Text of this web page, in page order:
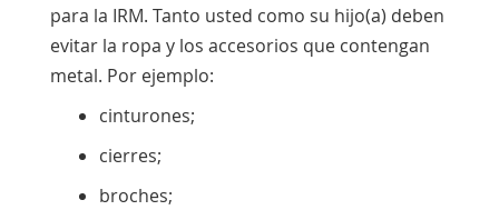
para la IRM. Tanto usted como su hijo(a) deben
evitar la ropa y los accesorios que contengan
metal. Por ejemplo:
cinturones;
cierres;
broches;